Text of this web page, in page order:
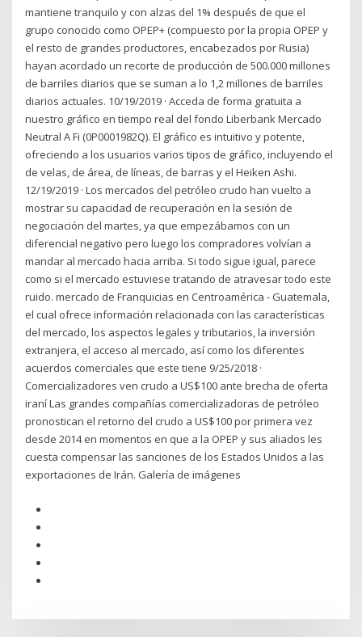
mantiene tranquilo y con alzas del 1% después de que el
grupo conocido como OPEP+ (compuesto por la propia OPEP y
el resto de grandes productores, encabezados por Rusia)
hayan acordado un recorte de producción de 500.000 millones
de barriles diarios que se suman a lo 1,2 millones de barriles
diarios actuales. 10/19/2019 · Acceda de forma gratuita a
nuestro gráfico en tiempo real del fondo Liberbank Mercado
Neutral A Fi (0P0001982Q). El gráfico es intuitivo y potente,
ofreciendo a los usuarios varios tipos de gráfico, incluyendo el
de velas, de área, de líneas, de barras y el Heiken Ashi.
12/19/2019 · Los mercados del petróleo crudo han vuelto a
mostrar su capacidad de recuperación en la sesión de
negociación del martes, ya que empezábamos con un
diferencial negativo pero luego los compradores volvían a
mandar al mercado hacia arriba. Si todo sigue igual, parece
como si el mercado estuviese tratando de atravesar todo este
ruido. mercado de Franquicias en Centroamérica - Guatemala,
el cual ofrece información relacionada con las características
del mercado, los aspectos legales y tributarios, la inversión
extranjera, el acceso al mercado, así como los diferentes
acuerdos comerciales que este tiene 9/25/2018 ·
Comercializadores ven crudo a US$100 ante brecha de oferta
iraní Las grandes compañías comercializadoras de petróleo
pronostican el retorno del crudo a US$100 por primera vez
desde 2014 en momentos en que a la OPEP y sus aliados les
cuesta compensar las sanciones de los Estados Unidos a las
exportaciones de Irán. Galería de imágenes